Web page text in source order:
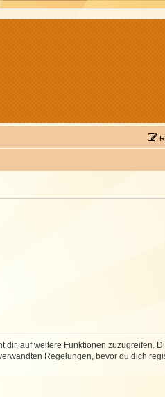
dir, auf weitere Funktionen zuzugreifen.
Regelungen, bevor du dich